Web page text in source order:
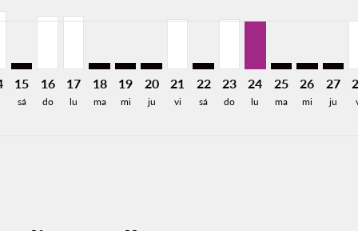
label 2.5KMXN
15
sá
16
do
17
lu
18
ma
19
mi
20
ju
21
vi
22
sá
23
do
24
lu
25
ma
26
mi
27
ju